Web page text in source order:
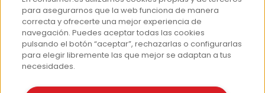
Hemeroteca
Contacto
Prensa
Corpus Lingüístico Consumer
para asegurarnos que la web funciona de manera
correcta y ofrecerte una mejor experiencia de
navegación. Puedes aceptar todas las cookies
pulsando el botón “aceptar”, rechazarlas o configurarlas
para elegir libremente las que mejor se adaptan a tus
necesidades.